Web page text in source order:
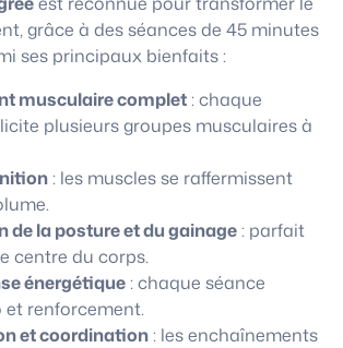
grâce à des séances de 45 minutes
ses principaux bienfaits :
musculaire complet: chaque
plusieurs groupes musculaires à
: les muscles se raffermissent
de la posture et du gainage: parfait
centre du corps.
énergétique: chaque séance
renforcement.
et coordination: les enchaînements